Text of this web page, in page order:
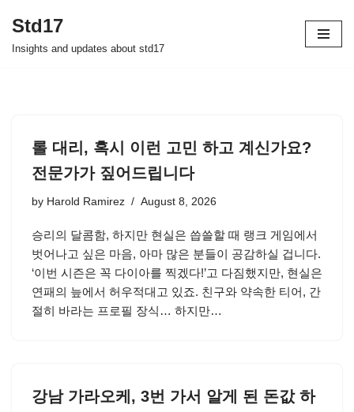
Skip
Std17
Insights and updates about std17
롤 대리, 혹시 이런 고민 하고 계신가요?
전문가가 짚어드립니다
by Harold Ramirez August 8, 2026
승리의 달콤함, 하지만 현실은 씁쓸할 때 랭크 게임에서
벗어나고 싶은 마음, 아마 많은 분들이 공감하실 겁니다.
‘이번 시즌은 꼭 다이아를 찍겠다!’고 다짐했지만, 현실은
연패의 늪에서 허우적대고 있죠. 친구와 약속한 티어, 간
절히 바라는 프로필 장식… 하지만…
강남 가라오케, 3번 가서 알게 된 돈값 하